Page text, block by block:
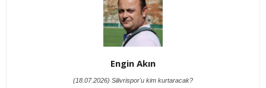
Engin Akın
(18.07.2026) Silivrispor'u kim kurtaracak?